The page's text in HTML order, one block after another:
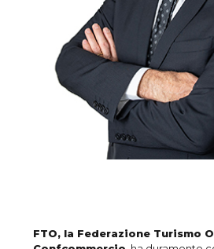
FTO, la Federazione Turismo